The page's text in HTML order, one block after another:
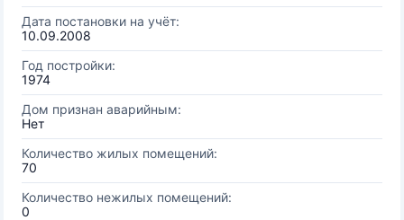
Дата постановки на учёт:
10.09.2008
Год постройки:
1974
Дом признан аварийным:
Нет
Количество жилых помещений:
70
Количество нежилых помещений:
0